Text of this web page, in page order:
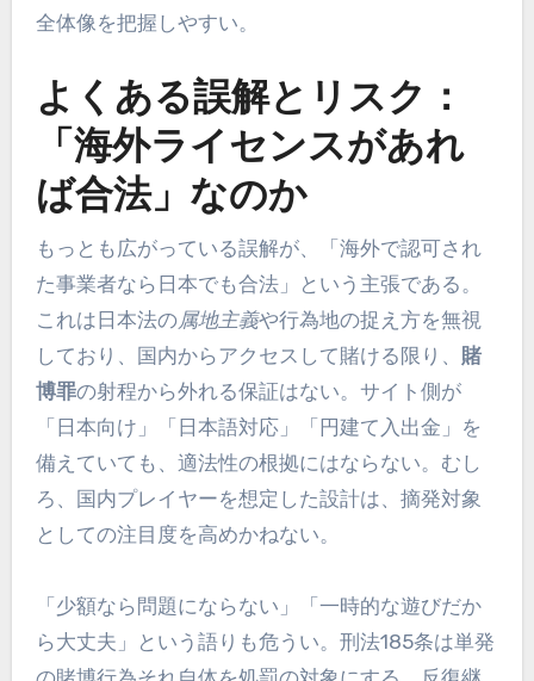
全体像を把握しやすい。
よくある誤解とリスク：
「海外ライセンスがあれ
ば合法」なのか
もっとも広がっている誤解が、「海外で認可され
た事業者なら日本でも合法」という主張である。
これは日本法の属地主義や行為地の捉え方を無視
しており、国内からアクセスして賭ける限り、 賭
博罪の射程から外れる保証はない。サイト側が
「日本向け」「日本語対応」「円建て入出金」を
備えていても、適法性の根拠にはならない。むし
ろ、国内プレイヤーを想定した設計は、摘発対象
としての注目度を高めかねない。
「少額なら問題にならない」「一時的な遊びだか
ら大丈夫」という語りも危うい。刑法185条は単発